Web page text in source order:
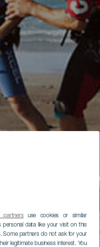
use cookies or similar
data like your visit on this
Some partners do not ask for your
legitimate business interest. You